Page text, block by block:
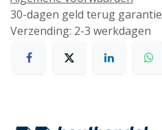
30-dagen geld terug garantie
Verzending: 2-3 werkdagen